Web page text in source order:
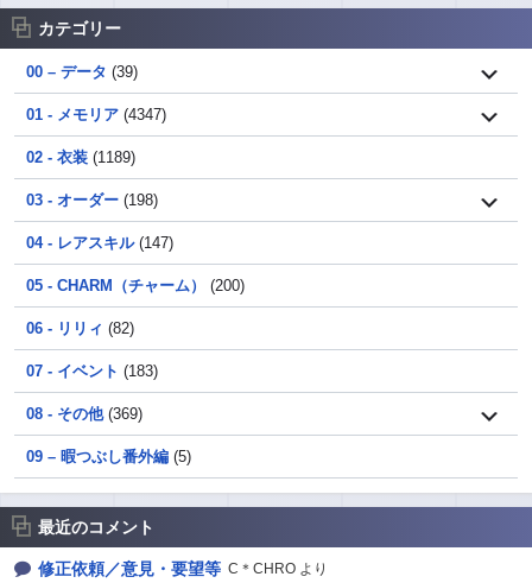
カテゴリー
00 – データ (39)
01 - メモリア (4347)
02 - 衣装 (1189)
03 - オーダー (198)
04 - レアスキル(147)
05 - CHARM（チャーム） (200)
06 - リリィ (82)
07 - イベント (183)
08 - その他(369)
09 – 暇つぶし番外編 (5)
最近のコメント
修正依頼／意見・要望等 C＊CHRO より